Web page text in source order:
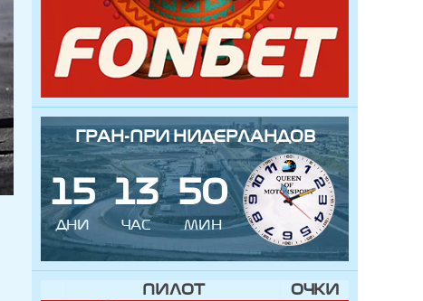
ГРАН-ПРИ НИДЕРЛАНДОВ
15
ДНИ
13
ЧАС
50
МИН
ПИЛОТ ОЧКИ